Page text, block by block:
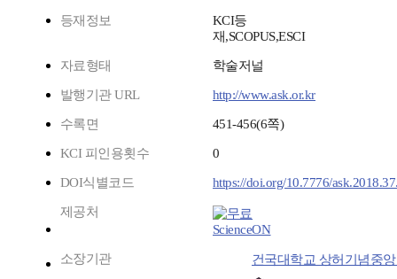
등재정보
KCI등
재,SCOPUS,ESCI
자료형태 학술저널
발행기관 URL http://www.ask.or.kr
수록면 451-456(6쪽)
KCI 피인용횟수 0
DOI식별코드 https://doi.org/10.7776/
제공처
ScienceON
소장기관 건국대학교 상허기념중